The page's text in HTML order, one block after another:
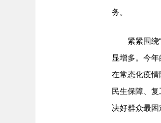
务。
紧紧围绕“
显增多。今年
在常态化疫情
民生保障、
决好群众最